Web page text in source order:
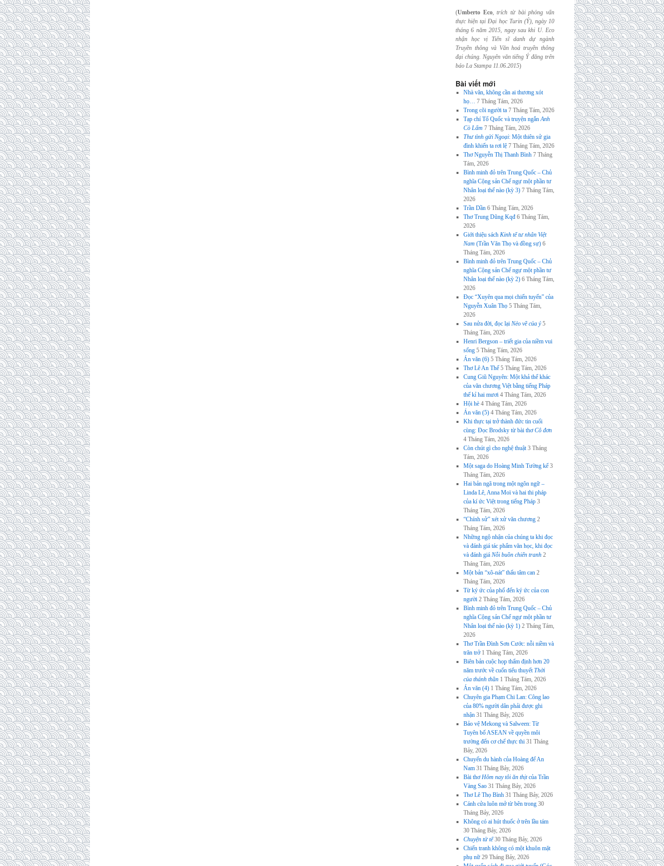
(Umberto Eco,trích từ bài phỏng vấn
thực hiện tại Đại học Turin (Ý), ngày 10
tháng 6 năm 2015, ngay sau khi U. Eco
nhận học vị Tiến sĩ danh dự ngành
Truyền thông và Văn hoá truyền thông
đại chúng. Nguyên văn tiếng Ý đăng trên
báo La Stampa 11.06.2015)
Bài viết mới
Nhà văn, không cần ai thương xót
họ… 7 Tháng Tám, 2026
Trong cõi người ta 7 Tháng Tám, 2026
Tạp chí Tổ Quốc và truyện ngắnAnh
Cò Lấm 7 Tháng Tám, 2026
Thư tình gửi Ngoại: Một thiên sử gia
đình khiến ta rơi lệ 7 Tháng Tám, 2026
Thơ Nguyễn Thị Thanh Bình 7 Tháng
Tám, 2026
Bình minh đỏ trên Trung Quốc – Chủ
nghĩa Cộng sản Chế ngự một phần tư
Nhân loại thế nào (kỳ 3) 7 Tháng Tám,
2026
Trần Dần 6 Tháng Tám, 2026
Thơ Trung Dũng Kqđ 6 Tháng Tám,
2026
Giới thiệu sách Kinh tế tư nhân Việt
Nam (Trần Văn Thọ và đồng sự) 6
Tháng Tám, 2026
Bình minh đỏ trên Trung Quốc – Chủ
nghĩa Cộng sản Chế ngự một phần tư
Nhân loại thế nào (kỳ 2) 6 Tháng Tám,
2026
Đọc “Xuyên qua mọi chiến tuyến” của
Nguyễn Xuân Thọ 5 Tháng Tám,
2026
Sau nửa đời, đọc lại Nẻo về của ý 5
Tháng Tám, 2026
Henri Bergson – triết gia của niềm vui
sống 5 Tháng Tám, 2026
Án văn (6) 5 Tháng Tám, 2026
Thơ Lê An Thế 5 Tháng Tám, 2026
Cung Giũ Nguyên: Một khả thể khác
của văn chương Việt bằng tiếng Pháp
thế kỉ hai mươi 4 Tháng Tám, 2026
Hội hè 4 Tháng Tám, 2026
Án văn (5) 4 Tháng Tám, 2026
Khi thực tại trở thành đức tin cuối
cùng: Đọc Brodsky từ bài thơCô đơn
4 Tháng Tám, 2026
Còn chút gì cho nghệ thuật 3 Tháng
Tám, 2026
Một saga do Hoàng Minh Tường kể 3
Tháng Tám, 2026
Hai bản ngã trong một ngôn ngữ –
Linda Lê, Anna Moï và hai thi pháp
của kí ức Việt trong tiếng Pháp 3
Tháng Tám, 2026
“Chính sử” xét xử văn chương 2
Tháng Tám, 2026
Những ngộ nhận của chúng ta khi đọc
và đánh giá tác phẩm văn học, khi đọc
và đánh giá Nỗi buồn chiến tranh 2
Tháng Tám, 2026
Một bản “xô-nát” thấu tâm can 2
Tháng Tám, 2026
Từ ký ức của phố đến ký ức của con
người 2 Tháng Tám, 2026
Bình minh đỏ trên Trung Quốc – Chủ
nghĩa Cộng sản Chế ngự một phần tư
Nhân loại thế nào (kỳ 1) 2 Tháng Tám,
2026
Thơ Trần Đình Sơn Cước: nỗi niềm và
trăn trở 1 Tháng Tám, 2026
Biên bản cuộc họp thẩm định hơn 20
năm trước về cuốn tiểu thuyếtThời
của thánh thần 1 Tháng Tám, 2026
Án văn (4) 1 Tháng Tám, 2026
Chuyên gia Phạm Chi Lan: Công lao
của 80% người dân phải được ghi
nhận 31 Tháng Bảy, 2026
Bảo vệ Mekong và Salween: Từ
Tuyên bố ASEAN về quyền môi
trường đến cơ chế thực thi 31 Tháng
Bảy, 2026
Chuyến du hành của Hoàng đế An
Nam 31 Tháng Bảy, 2026
Bài thơHôm nay tôi ăn thịtcủa Trần
Vàng Sao 31 Tháng Bảy, 2026
Thơ Lê Thọ Bình 31 Tháng Bảy, 2026
Cánh cửa luôn mở từ bên trong 30
Tháng Bảy, 2026
Không có ai hút thuốc ở trên lầu tám
30 Tháng Bảy, 2026
Chuyện tử tế 30 Tháng Bảy, 2026
Chiến tranh không có một khuôn mặt
phụ nữ 29 Tháng Bảy, 2026